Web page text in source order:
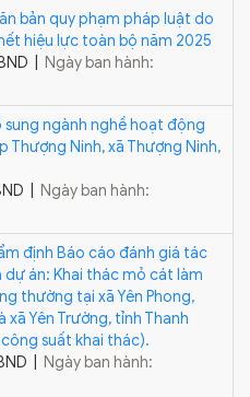
bản quy phạm pháp luật do
hiệu lực toàn bộ năm 2025
|
Ngày ban hành:
sung ngành nghề hoạt động
Thượng Ninh, xã Thượng Ninh,
|
Ngày ban hành:
định Báo cáo đánh giá tác
án: Khai thác mỏ cát làm
thường tại xã Yên Phong,
xã Yên Trường, tỉnh Thanh
suất khai thác).
|
Ngày ban hành: